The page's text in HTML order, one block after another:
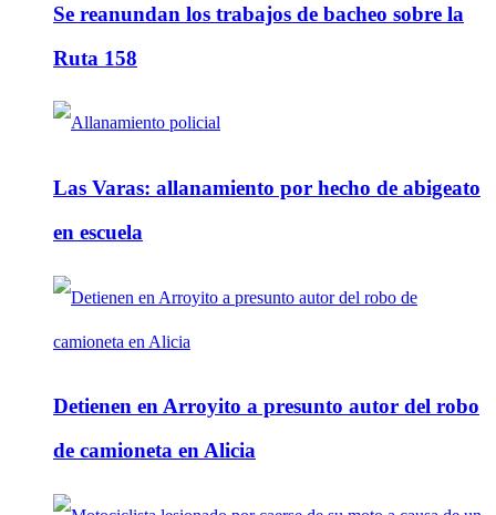
Se reanundan los trabajos de bacheo sobre la
Ruta 158
Las Varas: allanamiento por hecho de abigeato
en escuela
Detienen en Arroyito a presunto autor del robo
de camioneta en Alicia